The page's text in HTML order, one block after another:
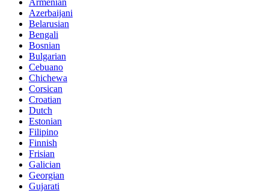
Armenian
Azerbaijani
Belarusian
Bengali
Bosnian
Bulgarian
Cebuano
Chichewa
Corsican
Croatian
Dutch
Estonian
Filipino
Finnish
Frisian
Galician
Georgian
Gujarati